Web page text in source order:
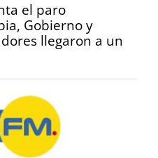
el paro
Gobierno y
llegaron a un